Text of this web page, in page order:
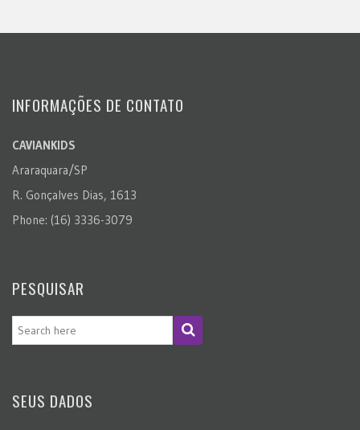
INFORMAÇÕES DE CONTATO
CAVIANKIDS
Araraquara/SP
R. Gonçalves Dias, 1613
Phone: (16) 3336-3079
PESQUISAR
SEUS DADOS